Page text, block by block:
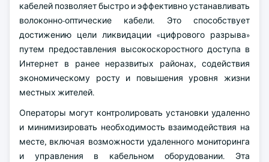
кабелей позволяет быстро и эффективно устанавливать
волоконно-оптические кабели. Это способствует
достижению цели ликвидации «цифрового разрыва»
путем предоставления высокоскоростного доступа в
Интернет в ранее неразвитых районах, содействия
экономическому росту и повышения уровня жизни
местных жителей.
Операторы могут контролировать установки удаленно
и минимизировать необходимость взаимодействия на
месте, включая возможности удаленного мониторинга
и управления в кабельном оборудовании. Эта